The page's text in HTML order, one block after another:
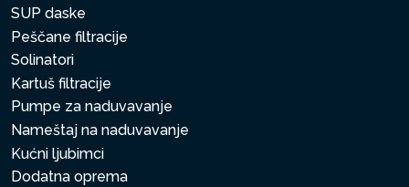
SUP daske
Peščane filtracije
Solinatori
Kartuš filtracije
Pumpe za naduvavanje
Nameštaj na naduvavanje
Kućni ljubimci
Dodatna oprema